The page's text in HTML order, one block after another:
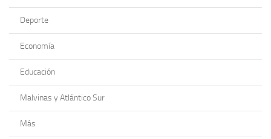
Deporte
Economía
Educación
Malvinas y Atlántico Sur
Más